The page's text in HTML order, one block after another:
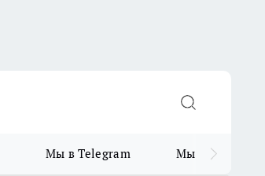
Мы в Telegram Мы в MAX